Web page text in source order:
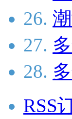
26.
27.
28.
RSS